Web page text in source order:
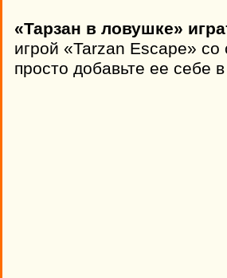
«Тарзан в ловушке»
игрой «Tarzan Escape»
просто добавьте ее себе в